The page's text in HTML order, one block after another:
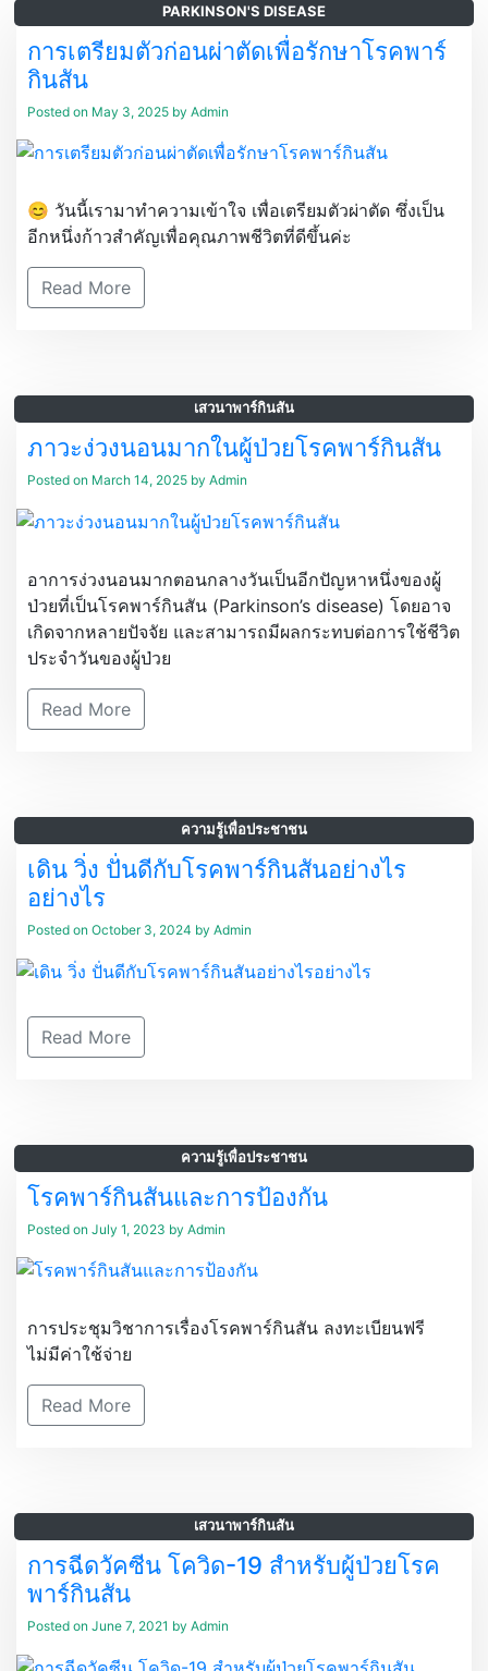
PARKINSON'S DISEASE
การเตรียมตัวก่อนผ่าตัดเพื่อรักษาโรคพาร์
กินสัน
Posted on May 3, 2025 by Admin
😊 วันนี้เรามาทำความเข้าใจ เพื่อเตรียมตัวผ่าตัด ซึ่งเป็น
อีกหนึ่งก้าวสำคัญเพื่อคุณภาพชีวิตที่ดีขึ้นค่ะ
Read More
เสวนาพาร์กินสัน
ภาวะง่วงนอนมากในผู้ป่วยโรคพาร์กินสัน
Posted on March 14, 2025 by Admin
อาการง่วงนอนมากตอนกลางวันเป็นอีกปัญหาหนึ่งของผู้
ป่วยที่เป็นโรคพาร์กินสัน (Parkinson’s disease) โดยอาจ
เกิดจากหลายปัจจัย และสามารถมีผลกระทบต่อการใช้ชีวิต
ประจำวันของผู้ป่วย
Read More
ความรู้เพื่อประชาชน
เดิน วิ่ง ปั่นดีกับโรคพาร์กินสันอย่างไร
อย่างไร
Posted on October 3, 2024 by Admin
Read More
ความรู้เพื่อประชาชน
โรคพาร์กินสันและการป้องกัน
Posted on July 1, 2023 by Admin
การประชุมวิชาการเรื่องโรคพาร์กินสัน ลงทะเบียนฟรี
ไม่มีค่าใช้จ่าย
Read More
เสวนาพาร์กินสัน
การฉีดวัคซีน โควิด-19 สำหรับผู้ป่วยโรค
พาร์กินสัน
Posted on June 7, 2021 by Admin